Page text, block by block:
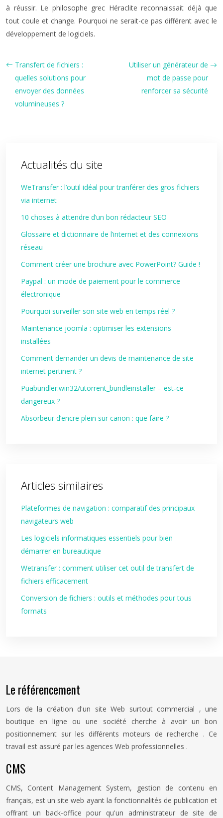
à réussir. Le philosophe grec Héraclite reconnaissait déjà que
tout coule et change. Pourquoi ne serait-ce pas différent avec le
développement de logiciels.
Transfert de fichiers :
quelles solutions pour
envoyer des données
volumineuses ?
Utiliser un générateur de
mot de passe pour
renforcer sa sécurité
Actualités du site
WeTransfer : l’outil idéal pour tranférer des gros fichiers
via internet
10 choses à attendre d’un bon rédacteur SEO
Glossaire et dictionnaire de l’internet et des connexions
réseau
Comment créer une brochure avec PowerPoint? Guide !
Paypal : un mode de paiement pour le commerce
électronique
Pourquoi surveiller son site web en temps réel ?
Maintenance joomla : optimiser les extensions
installées
Comment demander un devis de maintenance de site
internet pertinent ?
Puabundler:win32/utorrent_bundleinstaller – est‑ce
dangereux ?
Absorbeur d’encre plein sur canon : que faire ?
Articles similaires
Plateformes de navigation : comparatif des principaux
navigateurs web
Les logiciels informatiques essentiels pour bien
démarrer en bureautique
Wetransfer : comment utiliser cet outil de transfert de
fichiers efficacement
Conversion de fichiers : outils et méthodes pour tous
formats
Le référencement
Lors de la création d'un site Web surtout commercial , une
boutique en ligne ou une société cherche à avoir un bon
positionnement sur les différents moteurs de recherche . Ce
travail est assuré par les agences Web professionnelles .
CMS
CMS, Content Management System, gestion de contenu en
français, est un site web ayant la fonctionnalités de publication et
offrant un back-office pour qu'un administrateur de site de